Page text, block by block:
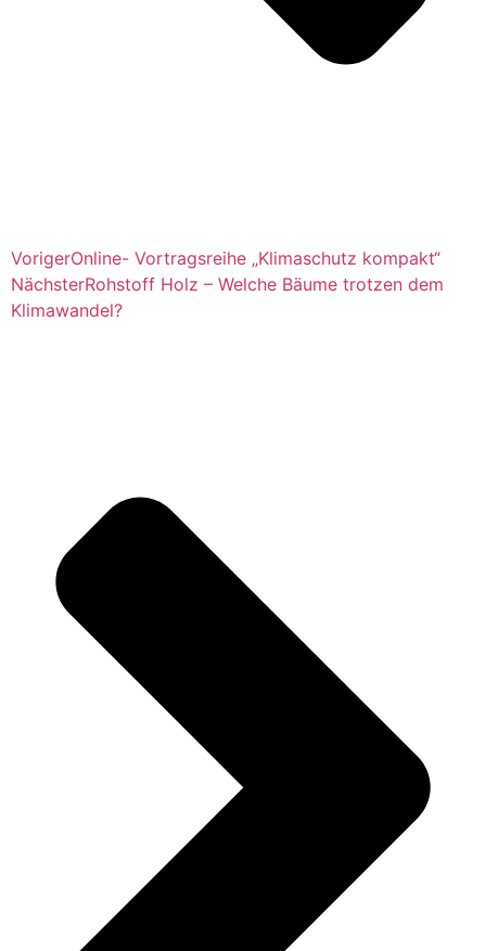
VorigerOnline- Vortragsreihe „Klimaschutz kompakt“
NächsterRohstoff Holz – Welche Bäume trotzen dem
Klimawandel?